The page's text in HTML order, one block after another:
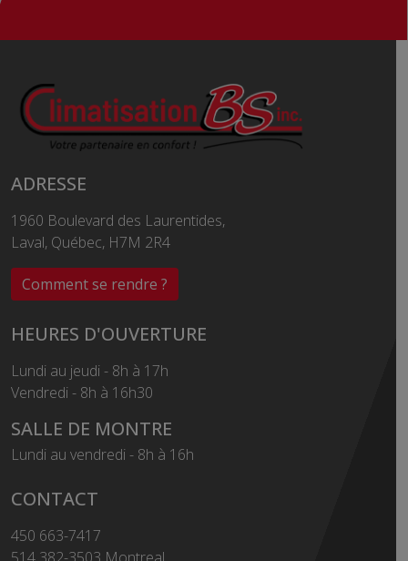
ADRESSE
1960 Boulevard des Laurentides,
Laval, Québec, H7M 2R4
Comment se rendre ?
HEURES D'OUVERTURE
Lundi au jeudi - 8h à 17h
Vendredi - 8h à 16h30
SALLE DE MONTRE
Lundi au vendredi - 8h à 16h
CONTACT
450 663-7417